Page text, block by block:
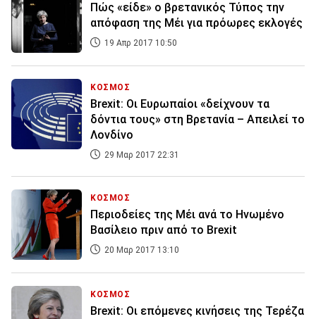
Πώς «είδε» ο βρετανικός Τύπος την
απόφαση της Μέι για πρόωρες εκλογές
19 Απρ 2017 10:50
ΚΟΣΜΟΣ
Brexit: Οι Ευρωπαίοι «δείχνουν τα
δόντια τους» στη Βρετανία – Απειλεί το
Λονδίνο
29 Μαρ 2017 22:31
ΚΟΣΜΟΣ
Περιοδείες της Μέι ανά το Ηνωμένο
Βασίλειο πριν από το Brexit
20 Μαρ 2017 13:10
ΚΟΣΜΟΣ
Brexit: Οι επόμενες κινήσεις της Τερέζα